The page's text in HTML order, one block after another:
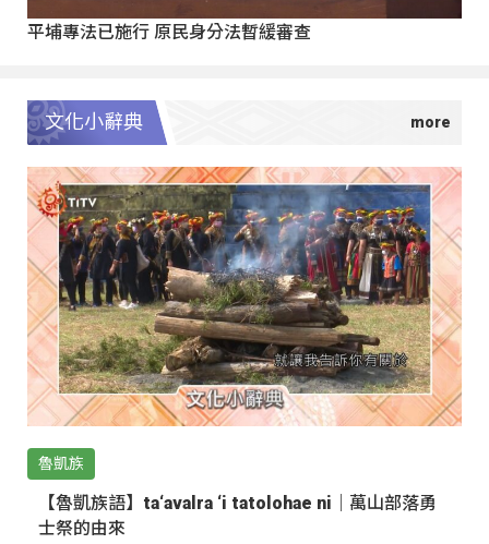
平埔專法已施行 原民身分法暫緩審查
文化小辭典
魯凱族
【魯凱族語】ta‘avalra ‘i tatolohae ni｜萬山部落勇
士祭的由來